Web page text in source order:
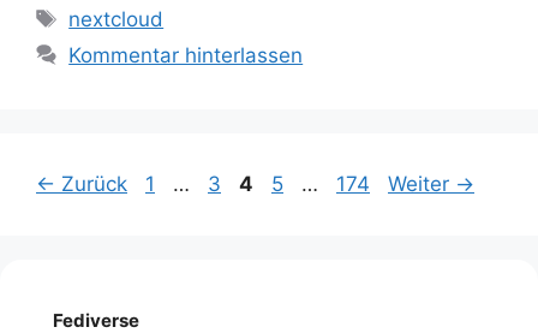
Schlagwörter
nextcloud
Kommentar hinterlassen
← Zurück Seite
1 … Seite
3 Seite
4 Seite
5 … Seite
174 Weiter →
Fediverse